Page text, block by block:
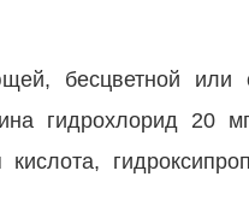
бесцветной или
гидрохлорид 20